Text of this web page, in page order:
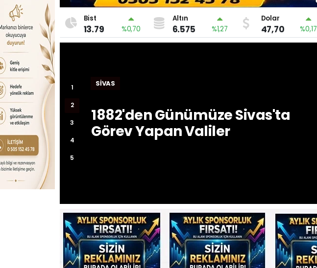
Bist
13.79 %0,70
Altın
6.575 %1,27
Dolar
47,70 %0,17
SIVAS
1882'den Günümüze Sivas'ta
Görev Yapan Valiler
SIVAS
1
2
3
4
5